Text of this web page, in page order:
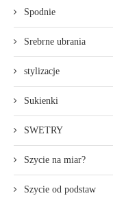
Spodnie
Srebrne ubrania
stylizacje
Sukienki
SWETRY
Szycie na miar?
Szycie od podstaw